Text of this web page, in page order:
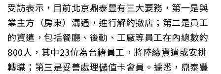
受訪表示，目前北京鼎泰豐有三大要務，第一是與
業主方（房東）溝通，進行解約撤店；第二是員工
的資遣，包括餐廳、後勤、工廠等員工在內總數約
800人，其中23位為台籍員工，將陸續資遣或安排
轉職；第三是妥善處理儲值卡會員。據悉，鼎泰豐